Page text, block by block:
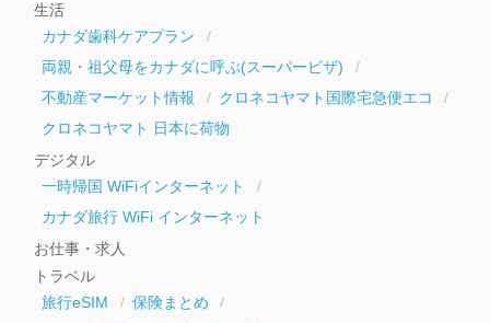
生活
カナダ歯科ケアプラン
両親・祖父母をカナダに呼ぶ(スーパービザ)
不動産マーケット情報
クロネコヤマト国際宅急便エコ
クロネコヤマト 日本に荷物
デジタル
一時帰国 WiFiインターネット
カナダ旅行 WiFi インターネット
お仕事・求人
トラベル
旅行eSIM
保険まとめ